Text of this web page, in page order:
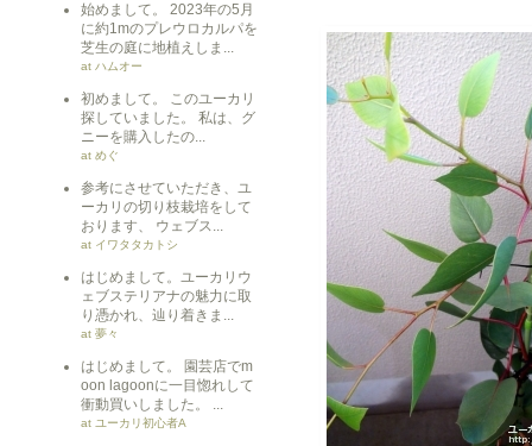
始めまして。 2023年の5月
に約1mのプレウロカルパを
芝生の庭に地植えしま...
at ハムオー
初めまして。 このユーカリ
探していました。 私は、グ
ニーを購入したの...
at めぐ
参考にさせていただき、ユ
ーカリの切り枝栽培をして
おります、 ウェブス...
at イワタタカトシ
はじめまして。ユーカリウ
ェブステリアナの魅力に取
り憑かれ、辿り着きま...
at 夢々
はじめまして。 園芸店でm
oon lagoonに一目惚れして
衝動買いしました。 ...
at ユーカリ初心者A